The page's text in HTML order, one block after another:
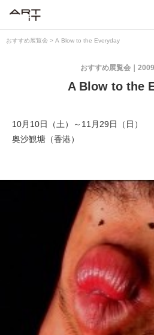
おすすめ展覧会 > A Blow to the Everyday
おすすめ展覧会
A Blow to the
10月10日（土）～11月29日（日）
奥沙観塘（香港）